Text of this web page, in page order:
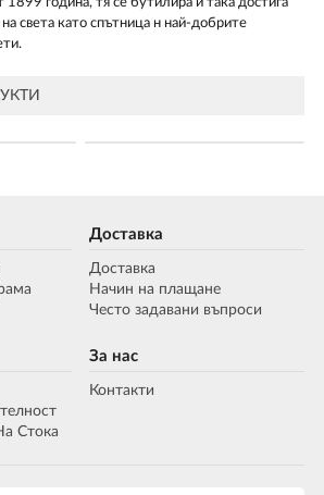
света като спътница н най-добрите
Доставка
Доставка
Начин на плащане
Често задавани въпроси
Стока
За нас
Контакти